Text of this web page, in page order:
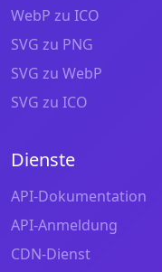
WebP zu ICO
SVG zu PNG
SVG zu WebP
SVG zu ICO
Dienste
API-Dokumentation
API-Anmeldung
CDN-Dienst